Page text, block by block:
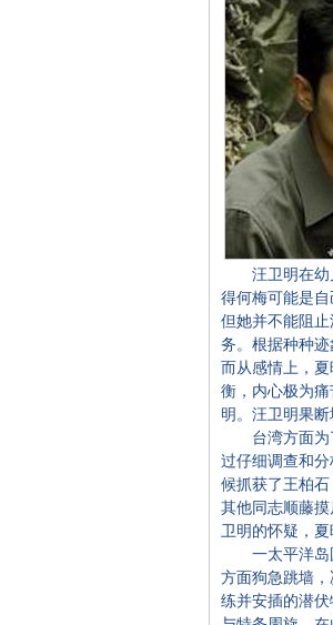
汪卫明在幼儿
得何梅可能是
但她并不能阻
务。根据种种
而从感情上，
衡，内心极为
明。汪卫明果断
台湾方面为了
过仔细调查和
候抓获了王柏
其他同志顺藤
卫明的怀疑，
一太平洋岛国
方面狗急跳墙
练并安插的潜